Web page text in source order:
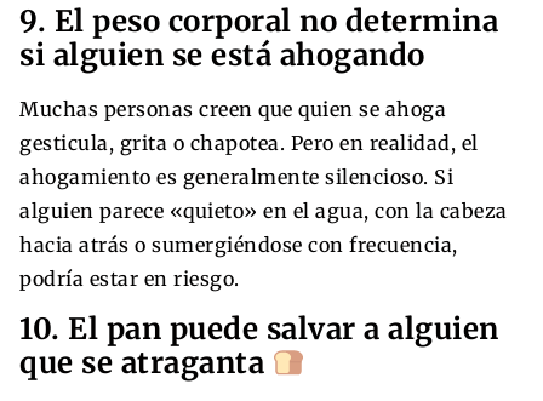
9. El peso corporal no determina
si alguien se está ahogando
Muchas personas creen que quien se ahoga
gesticula, grita o chapotea. Pero en realidad, el
ahogamiento es generalmente silencioso. Si
alguien parece «quieto» en el agua, con la cabeza
hacia atrás o sumergiéndose con frecuencia,
podría estar en riesgo.
10. El pan puede salvar a alguien
que se atraganta